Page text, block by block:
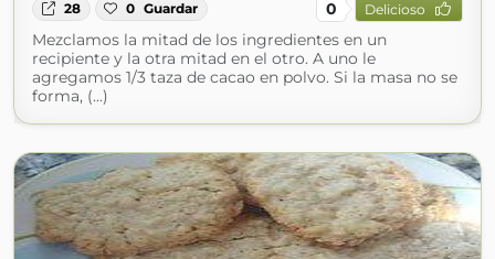
28 0 Guardar 0 Delicioso
Mezclamos la mitad de los ingredientes en un
recipiente y la otra mitad en el otro. A uno le
agregamos 1/3 taza de cacao en polvo. Si la masa no se
forma, (...)